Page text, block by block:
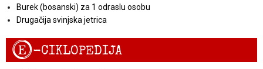
Burek (bosanski) za 1 odraslu osobu
Drugačija svinjska jetrica
E-CIKLOPEDIJA